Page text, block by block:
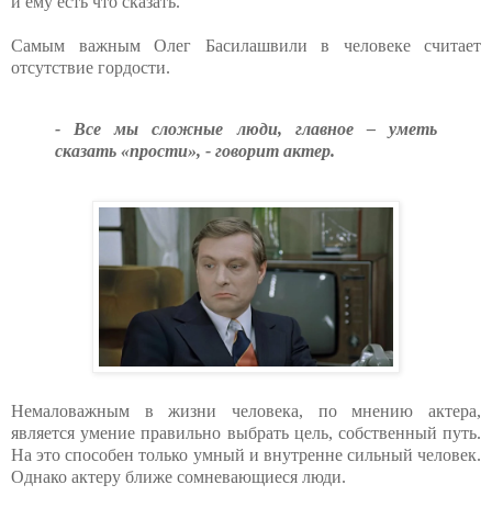
Самым важным Олег Басилашвили в человеке считает
отсутствие гордости.
- Все мы сложные люди, главное – уметь
сказать «прости», - говорит актер.
Немаловажным в жизни человека, по мнению актера,
является умение правильно выбрать цель, собственный путь.
На это способен только умный и внутренне сильный человек.
Однако актеру ближе сомневающиеся люди.